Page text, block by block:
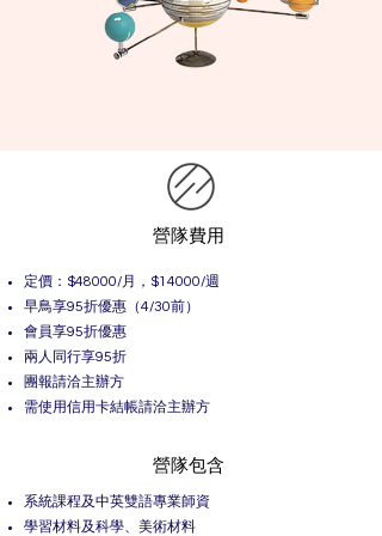
營隊費用
​定價：$48000/月，$14000/週
早鳥享95折優惠（4/30前）
會員享95折優惠
兩人同行享95折
​團報請洽主辦方
​需使用信用卡結帳請洽主辦方
營隊包含
系統課程及中英雙語專業師資
學習材料及科學、美術材料